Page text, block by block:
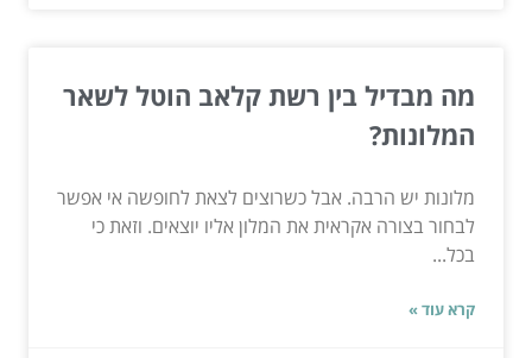
מה מבדיל בין רשת קלאב הוטל לשאר
המלונות?
מלונות יש הרבה. אבל כשרוצים לצאת לחופשה אי אפשר
לבחור בצורה אקראית את המלון אליו יוצאים. וזאת כי
בכל...
קרא עוד »